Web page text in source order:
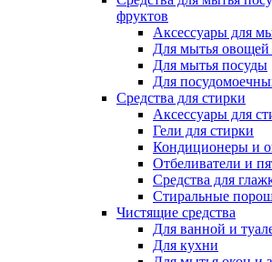
фруктов
Аксессуары для
Для мытья овощей
Для мытья посуды
Для
Средства для стирки
Аксессуары для
Гели для стирки
Кондиционеры и
Отбеливатели и
Средства для
Стиральные
Чистящие средства
Для ванной и
Для кухни